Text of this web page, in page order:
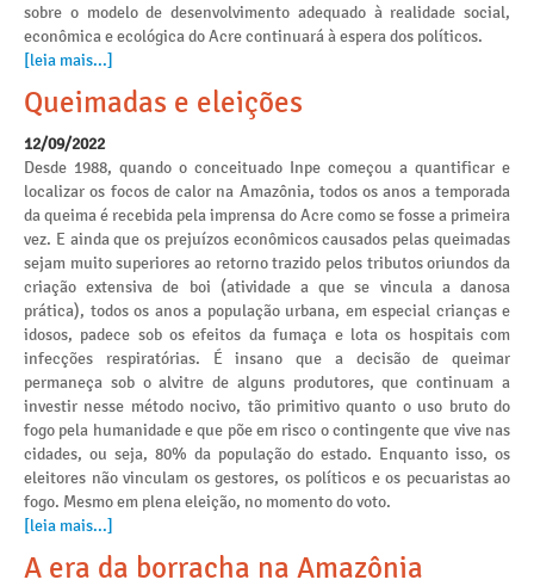
sobre o modelo de desenvolvimento adequado à realidade social,
econômica e ecológica do Acre continuará à espera dos políticos.
[leia mais...]
Queimadas e eleições
12/09/2022
Desde 1988, quando o conceituado Inpe começou a quantificar e
localizar os focos de calor na Amazônia, todos os anos a temporada
da queima é recebida pela imprensa do Acre como se fosse a primeira
vez. E ainda que os prejuízos econômicos causados pelas queimadas
sejam muito superiores ao retorno trazido pelos tributos oriundos da
criação extensiva de boi (atividade a que se vincula a danosa
prática), todos os anos a população urbana, em especial crianças e
idosos, padece sob os efeitos da fumaça e lota os hospitais com
infecções respiratórias. É insano que a decisão de queimar
permaneça sob o alvitre de alguns produtores, que continuam a
investir nesse método nocivo, tão primitivo quanto o uso bruto do
fogo pela humanidade e que põe em risco o contingente que vive nas
cidades, ou seja, 80% da população do estado. Enquanto isso, os
eleitores não vinculam os gestores, os políticos e os pecuaristas ao
fogo. Mesmo em plena eleição, no momento do voto.
[leia mais...]
A era da borracha na Amazônia